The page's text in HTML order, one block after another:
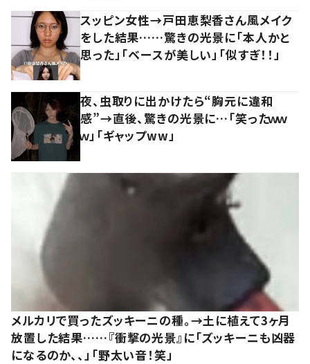
スッピン女性→戸田恵梨香さん風メイク
をした結果……驚きの光景に「本人かと
思った」「ベースが美しい」「似すぎ！！」
夜、虫取りに出かけたら“胸元に違和
感”→直後、驚きの光景に…「笑ったｗｗ
ｗ」「ギャップww」
メルカリで買ったズッキーニの種。→土に植えて3ヶ月
放置した結果……『衝撃の光景』に「ズッキーニも凶器
になるのか、、」「野太い音！笑」